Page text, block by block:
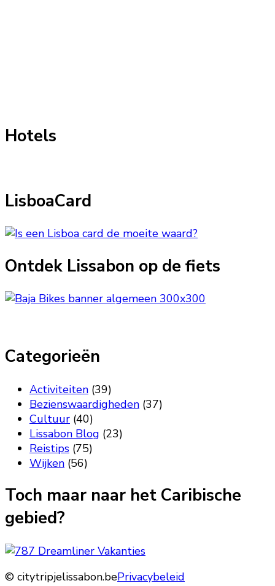
Hotels
LisboaCard
Ontdek Lissabon op de fiets
Categorieën
Activiteiten (39)
Bezienswaardigheden (37)
Cultuur (40)
Lissabon Blog (23)
Reistips (75)
Wijken (56)
Toch maar naar het Caribische
gebied?
© citytripjelissabon.bePrivacybeleid